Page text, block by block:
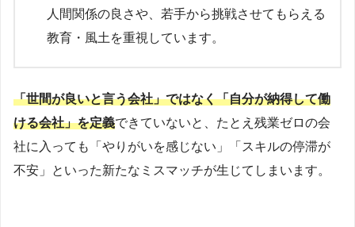
人間関係の良さや、若手から挑戦させてもらえる
教育・風土を重視しています。
「世間が良いと言う会社」ではなく「自分が納得して働
ける会社」を定義できていないと、たとえ残業ゼロの会
社に入っても「やりがいを感じない」「スキルの停滞が
不安」といった新たなミスマッチが生じてしまいます。